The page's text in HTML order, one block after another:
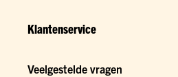
Klantenservice
Veelgestelde vragen